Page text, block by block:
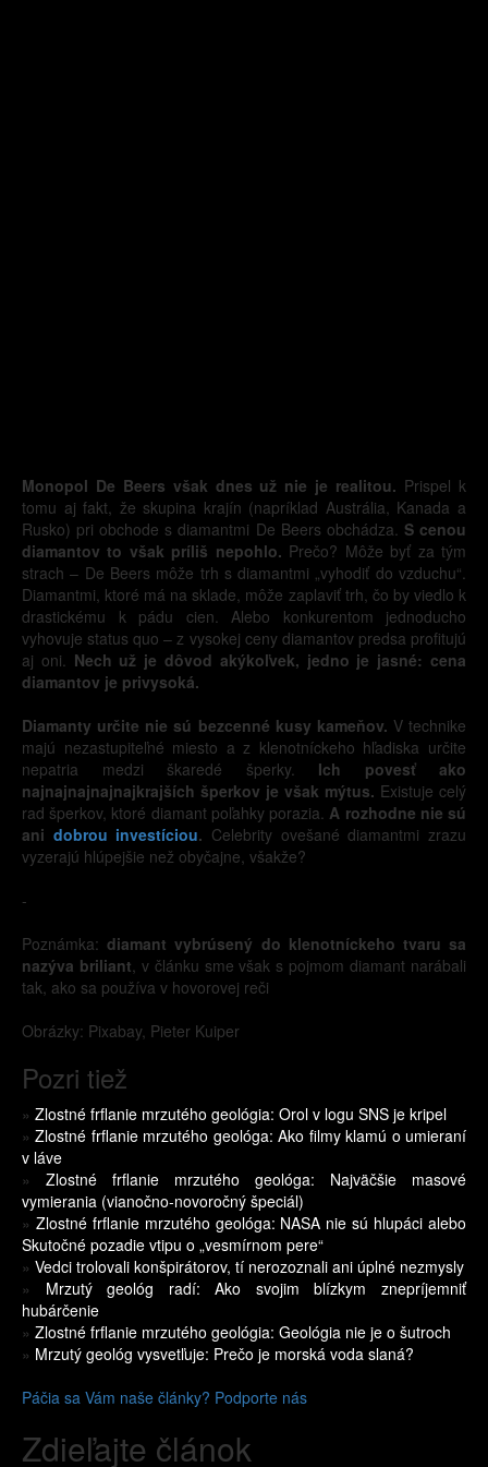
Monopol De Beers však dnes už nie je realitou. Prispel k
tomu aj fakt, že skupina krajín (napríklad Austrália, Kanada a
Rusko) pri obchode s diamantmi De Beers obchádza. S cenou
diamantov to však príliš nepohlo. Prečo? Môže byť za tým
strach – De Beers môže trh s diamantmi „vyhodiť do vzduchu“.
Diamantmi, ktoré má na sklade, môže zaplaviť trh, čo by viedlo k
drastickému k pádu cien. Alebo konkurentom jednoducho
vyhovuje status quo – z vysokej ceny diamantov predsa profitujú
aj oni. Nech už je dôvod akýkoľvek, jedno je jasné: cena
diamantov je privysoká.
Diamanty určite nie sú bezcenné kusy kameňov. V technike
majú nezastupiteľné miesto a z klenotníckeho hľadiska určite
nepatria medzi škaredé šperky. Ich povesť ako
najnajnajnajnajkrajších šperkov je však mýtus. Existuje celý
rad šperkov, ktoré diamant poľahky porazia.A rozhodne nie sú
ani dobrou investíciou. Celebrity ovešané diamantmi zrazu
vyzerajú hlúpejšie než obyčajne, všakže?
-
Poznámka:diamant vybrúsený do klenotníckeho tvaru sa
nazýva briliant, v článku sme však s pojmom diamant narábali
tak, ako sa používa v hovorovej reči
Obrázky: Pixabay, Pieter Kuiper
Pozri tiež
» Zlostné frflanie mrzutého geológia: Orol v logu SNS je kripel
»Zlostné frflanie mrzutého geológa: Ako filmy klamú o umieraní
v láve
» Zlostné frflanie mrzutého geológa: Najväčšie masové
vymierania (vianočno-novoročný špeciál)
» Zlostné frflanie mrzutého geológa: NASA nie sú hlupáci alebo
Skutočné pozadie vtipu o „vesmírnom pere“
» Vedci trolovali konšpirátorov, tí nerozoznali ani úplné nezmysly
» Mrzutý geológ radí: Ako svojim blízkym znepríjemniť
hubárčenie
» Zlostné frflanie mrzutého geológia: Geológia nie je o šutroch
» Mrzutý geológ vysvetľuje: Prečo je morská voda slaná?
Páčia sa Vám naše články? Podporte nás
Zdieľajte článok